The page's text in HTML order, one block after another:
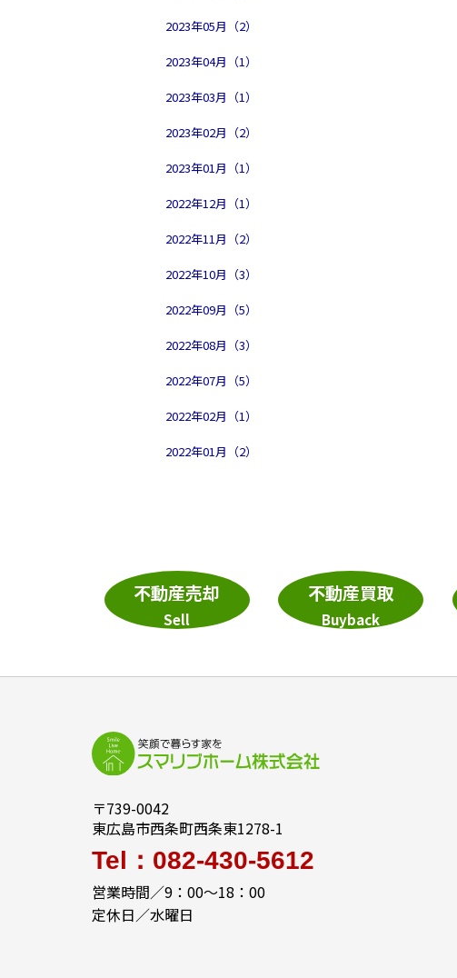
2023年05月（2）
2023年04月（1）
2023年03月（1）
2023年02月（2）
2023年01月（1）
2022年12月（1）
2022年11月（2）
2022年10月（3）
2022年09月（5）
2022年08月（3）
2022年07月（5）
2022年02月（1）
2022年01月（2）
不動産売却
Sell
不動産買取
Buyback
〒739-0042
東広島市西条町西条東1278-1
Tel：082-430-5612
営業時間／9：00～18：00
定休日／水曜日